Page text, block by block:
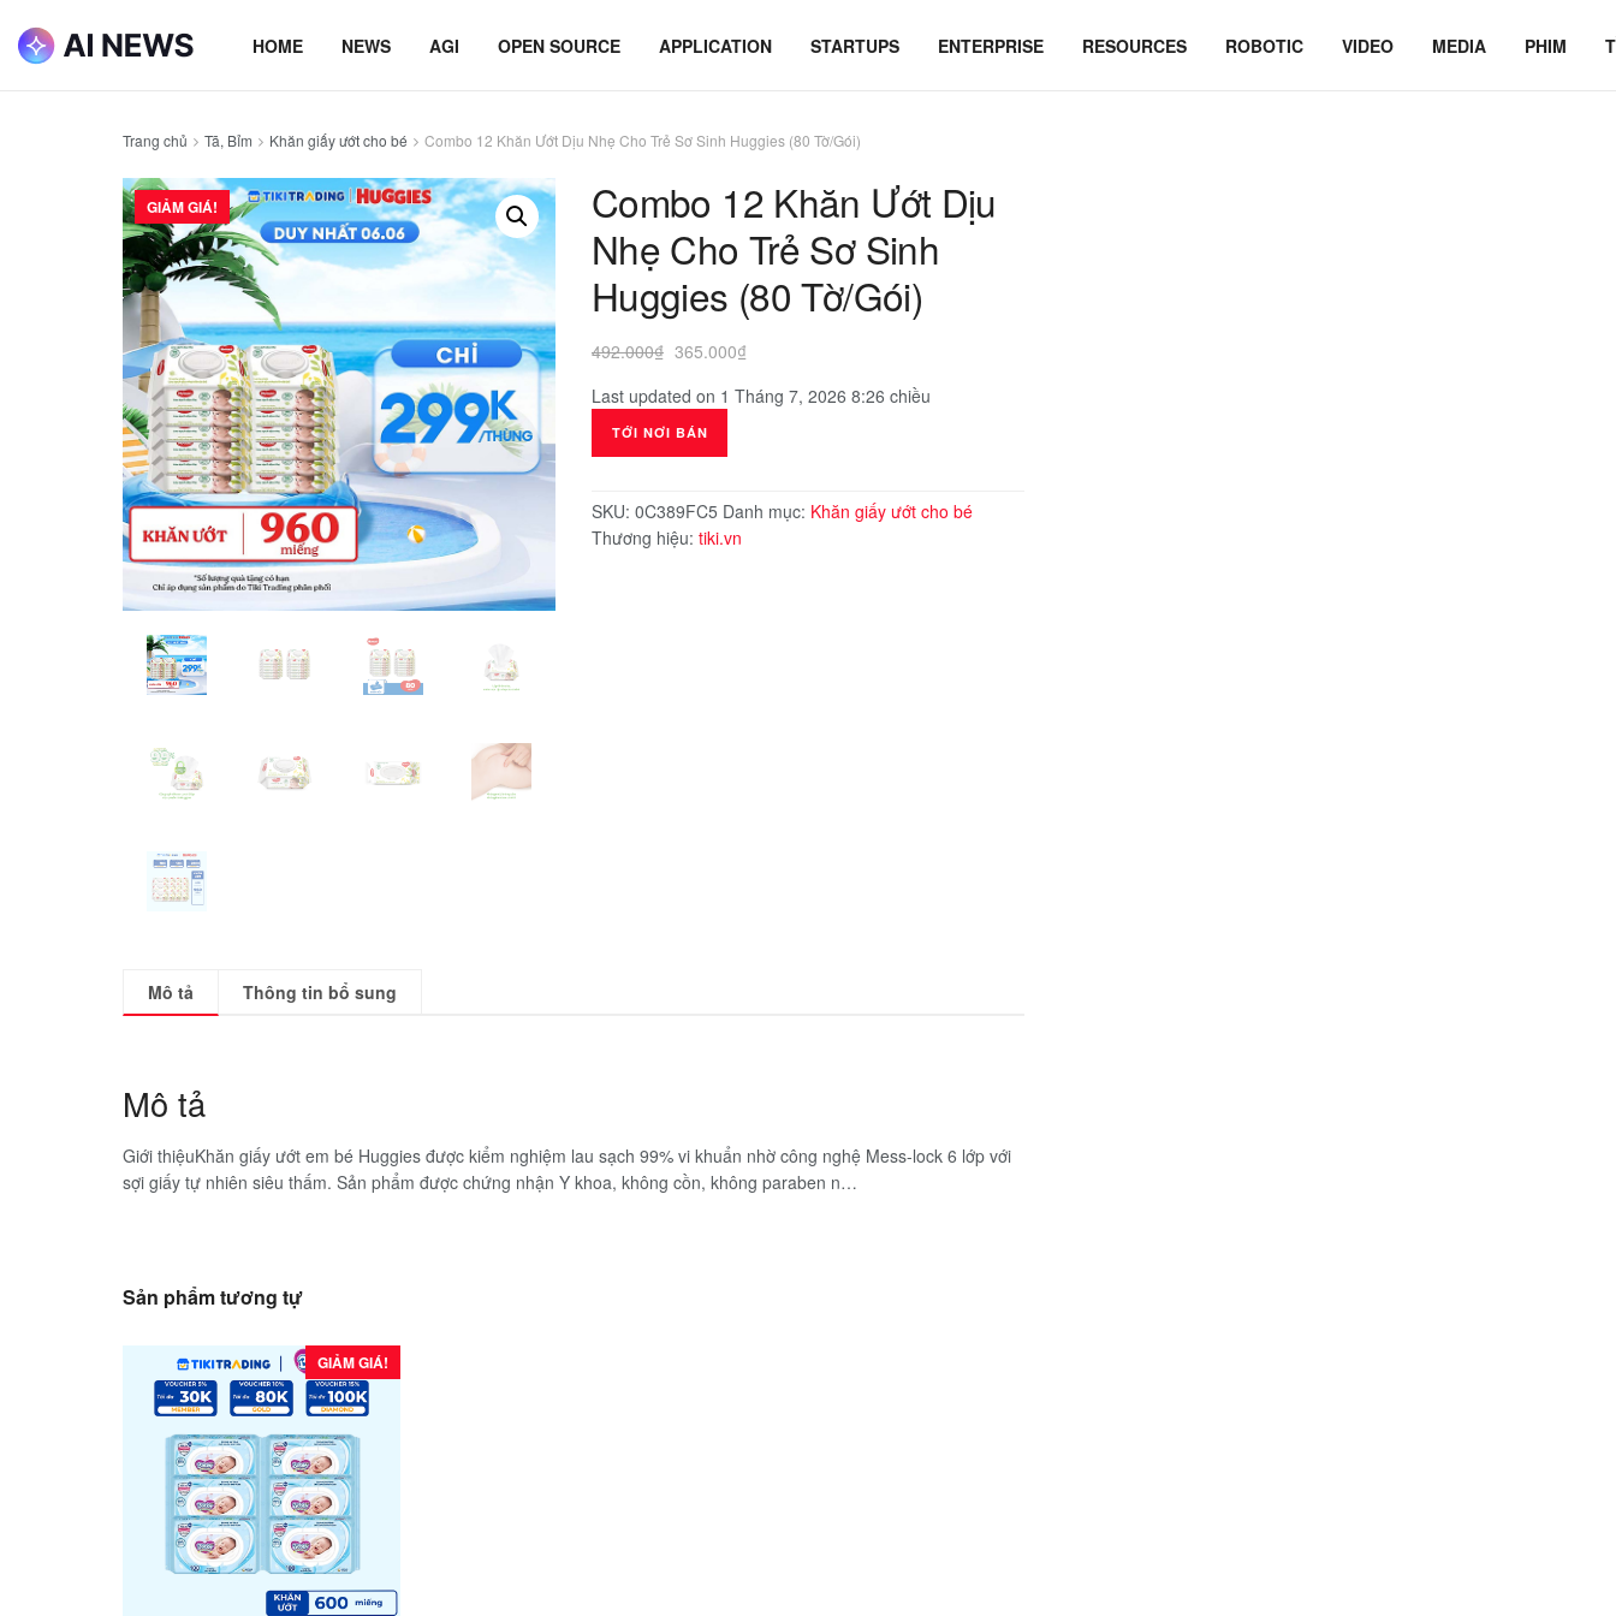
HOME NEWS AGI OPEN SOURCE APPLICATION STARTUPS ENTERPRISE RESOURCES ROBOTIC VIDEO MEDIA PHIM
Trang chủ Tã, Bỉm Khăn giấy ướt cho bé Combo 12 Khăn Ướt Dịu Nhẹ Cho Trẻ Sơ Sinh Huggies (80 Tờ/Gói)
GIẢM GIÁ!
Combo 12 Khăn Ướt Dịu
Nhẹ Cho Trẻ Sơ Sinh
Huggies (80 Tờ/Gói)
492.000₫ Giá
là:
492.000₫.
365.000₫
tại
Last updated on 1 Tháng 7, 2026 8:26 chiều
TỚI NƠI BÁN
SKU: 0C389FC5 Danh mục: Khăn giấy ướt cho bé
Thương hiệu: tiki.vn
Mô tả Thông tin bổ sung
Mô tả
Giới thiệuKhăn giấy ướt em bé Huggies được kiểm nghiệm lau sạch 99% vi khuẩn nhờ công nghệ Mess-lock 6 lớp với
sợi giấy tự nhiên siêu thấm. Sản phẩm được chứng nhận Y khoa, không cồn, không paraben n…
Sản phẩm tương tự
GIẢM GIÁ!